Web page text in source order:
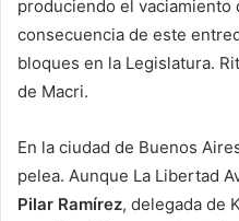
produciendo el vaciamiento
consecuencia de este
bloques en la Legislatura.
de Macri.
En la ciudad de Buenos
pelea. Aunque La Libertad
Pilar Ramírez, delegada de